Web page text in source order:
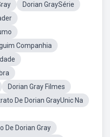
Dorian GraySérie
Companhia
Dorian Gray Filmes
De Dorian GrayUnic Na
De Dorian Gray